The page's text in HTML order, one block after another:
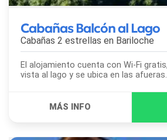
Cabañas Balcón al Lago
Cabañas 2 estrellas en Bariloche
El alojamiento cuenta con Wi-Fi gratis, acepta mascotas,
vista al lago y se ubica en las afueras.